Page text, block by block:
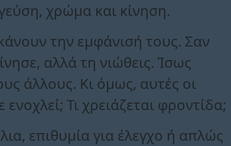
χρώμα και κίνηση.
την εμφάνισή τους. Σαν
αλλά τη νιώθεις. Ίσως
άλλους. Κι όμως, αυτές οι
Τι χρειάζεται φροντίδα;
επιθυμία για έλεγχο ή απλώς